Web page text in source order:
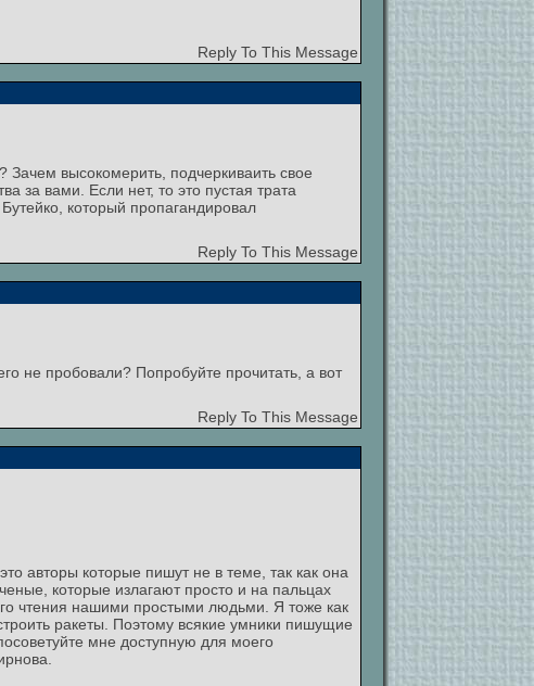
Reply To This Message
Зачем высокомерить, подчеркиваить свое
за вами. Если нет, то это пустая трата
который пропагандировал
Reply To This Message
не пробовали? Попробуйте прочитать, а вот
Reply To This Message
авторы которые пишут не в теме, так как она
которые излагают просто и на пальцах
чтения нашими простыми людьми. Я тоже как
ракеты. Поэтому всякие умники пишущие
мне доступную для моего